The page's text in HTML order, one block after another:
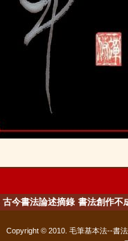
古今書法論述摘錄 書法創作不
Copyright © 2010. 毛筆基本法--書